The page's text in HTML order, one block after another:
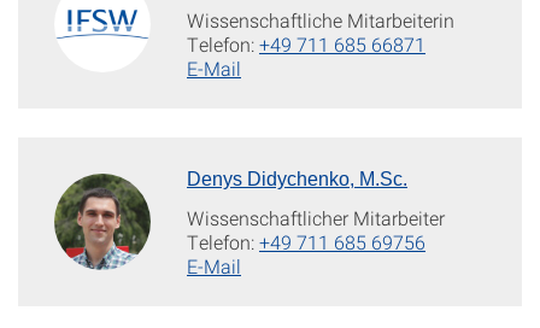
Wissenschaftliche Mitarbeiterin
Telefon:+49 711 685 66871
E-Mail
Denys Didychenko, M.Sc.
Wissenschaftlicher Mitarbeiter
Telefon:+49 711 685 69756
E-Mail